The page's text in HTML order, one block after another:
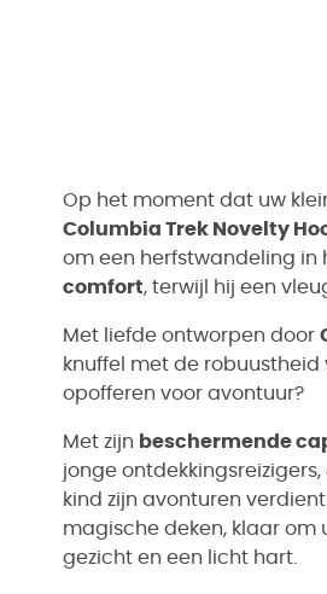
Op het moment dat uw
Columbia Trek Novelty
om een herfstwandeling in
comfort, terwijl hij een
Met liefde ontworpen door
knuffel met de
opofferen voor avontuur?
Met zijn beschermende
jonge
kind zijn avonturen
magische deken, klaar om
gezicht en een licht hart.